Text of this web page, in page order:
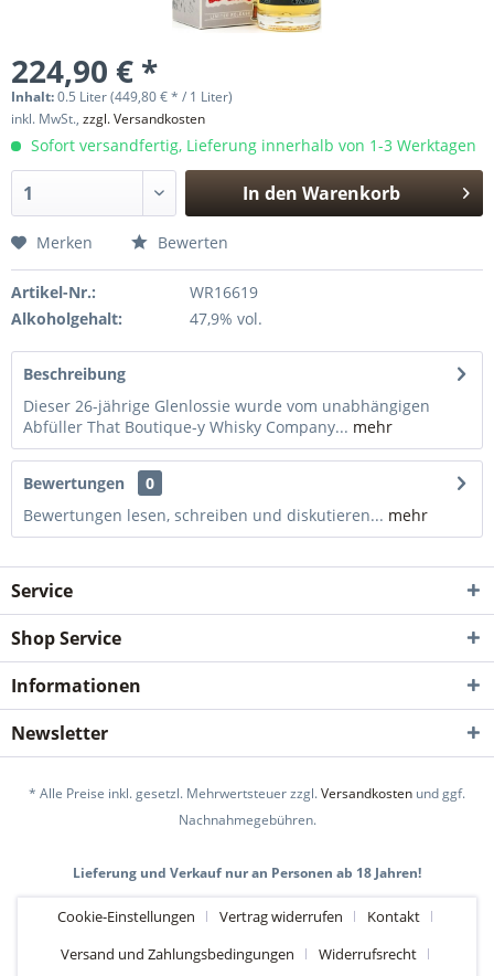
224,90 € *
Inhalt:0.5 Liter (449,80 € * / 1 Liter)
inkl. MwSt., zzgl. Versandkosten
Sofort versandfertig, Lieferung innerhalb von 1-3 Werktagen
In den Warenkorb
Merken Bewerten
Artikel-Nr.:
WR16619
Alkoholgehalt:
47,9% vol.
Beschreibung
Dieser 26-jährige Glenlossie wurde vom unabhängigen
Abfüller That Boutique-y Whisky Company... mehr
Bewertungen
0
Bewertungen lesen, schreiben und diskutieren... mehr
Service
Shop Service
Informationen
Newsletter
* Alle Preise inkl. gesetzl. Mehrwertsteuer zzgl.Versandkosten und ggf.
Nachnahmegebühren.
Lieferung und Verkauf nur an Personen ab 18 Jahren!
Cookie-Einstellungen Vertrag widerrufen
Kontakt
Versand und Zahlungsbedingungen
Widerrufsrecht